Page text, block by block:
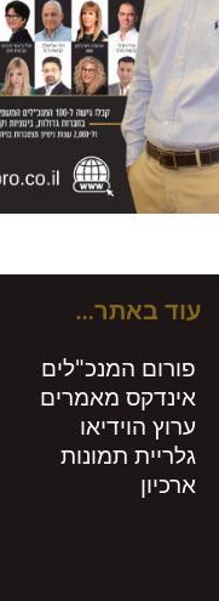
עוד באתר…
פורום המנכ"לים
אינדקס מאמרים
ערוץ הוידיאו
גלריית תמונות
ארכיון